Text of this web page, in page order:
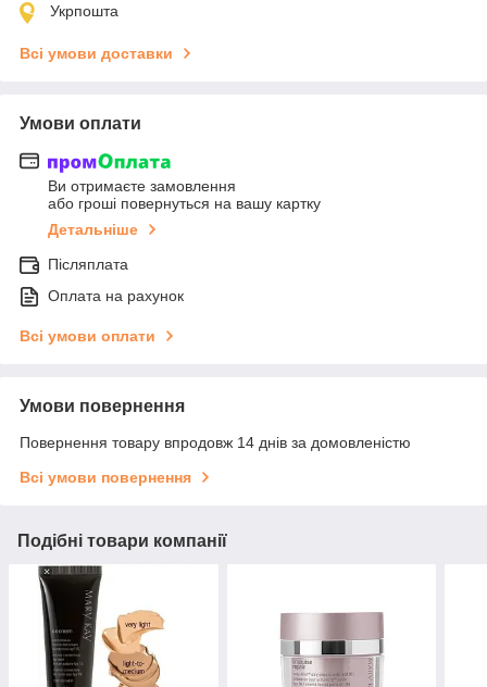
Укрпошта
Всі умови доставки
Умови оплати
Ви отримаєте замовлення
або гроші повернуться на вашу картку
Детальніше
Післяплата
Оплата на рахунок
Всі умови оплати
Умови повернення
Повернення товару впродовж 14 днів за домовленістю
Всі умови повернення
Подібні товари компанії